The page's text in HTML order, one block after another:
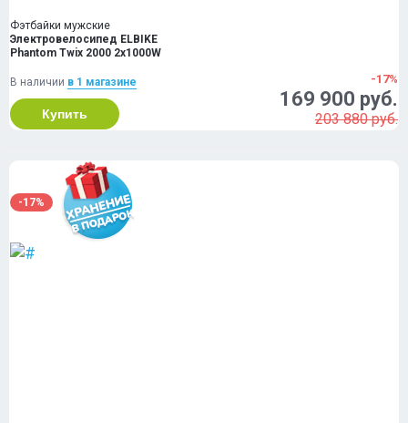
Фэтбайки мужские
Электровелосипед ELBIKE
Phantom Twix 2000 2x1000W
В наличии в 1 магазинe
Купить
-17%
169 900 руб.
203 880 руб.
-17%